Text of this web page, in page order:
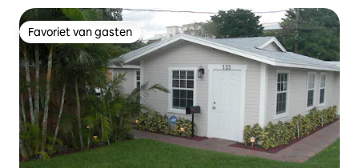
Favoriet van gasten
Favoriet van gasten